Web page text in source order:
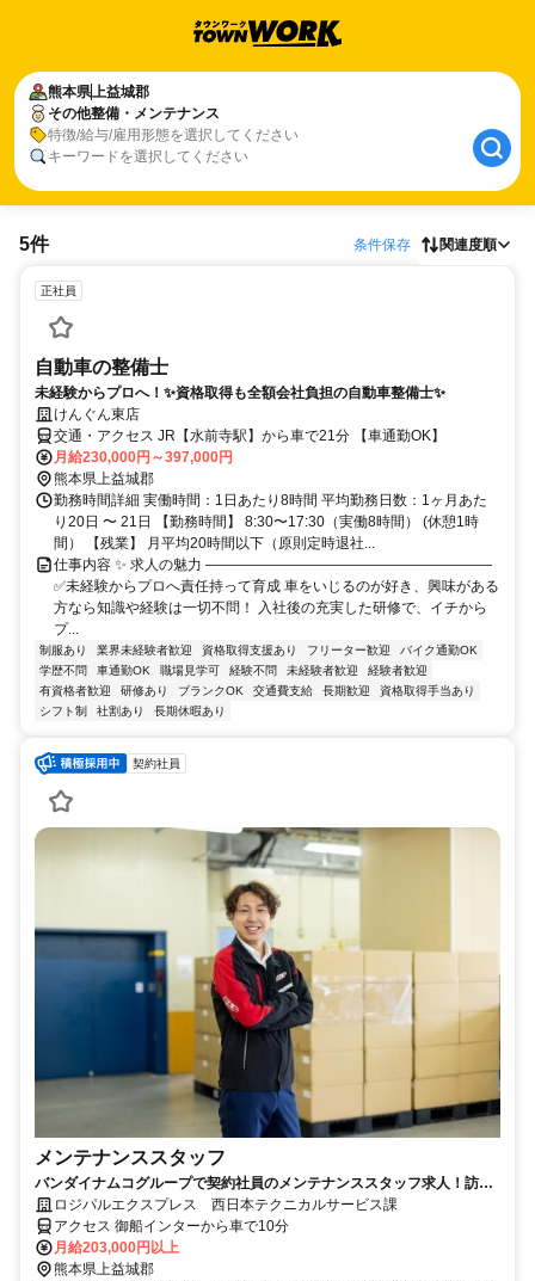
熊本県上益城郡
その他整備・メンテナンス
特徴/給与/雇用形態を選択してください
キーワードを選択してください
5件 条件保存 関連度順
正社員
自動車の整備士
未経験からプロへ！✨資格取得も全額会社負担の自動車整備士✨
けんぐん東店
交通・アクセス JR【水前寺駅】から車で21分 【車通勤OK】
月給230,000円～397,000円
熊本県上益城郡
勤務時間詳細 実働時間：1日あたり8時間 平均勤務日数：1ヶ月あた
り20日 〜 21日 【勤務時間】 8:30〜17:30（実働8時間） (休憩1時
間） 【残業】 月平均20時間以下（原則定時退社...
仕事内容 ✨ 求人の魅力 ――――――――――――――――――――
✅未経験からプロへ責任持って育成 車をいじるのが好き、興味がある
方なら知識や経験は一切不問！ 入社後の充実した研修で、イチから
プ...
制服あり 業界未経験者歓迎 資格取得支援あり フリーター歓迎
バイク通勤OK
学歴不問
車通勤OK 職場見学可 経験不問 未経験者歓迎
経験者歓迎
有資格者歓迎
研修あり ブランクOK 交通費支給 長期歓迎
資格取得手当あり
シフト制
社割あり 長期休暇あり
契約社員
メンテナンススタッフ
バンダイナムコグループで契約社員のメンテナンススタッフ求人！訪問
メンテナンスのお仕事です
ロジパルエクスプレス 西日本テクニカルサービス課
アクセス 御船インターから車で10分
月給203,000円以上
熊本県上益城郡